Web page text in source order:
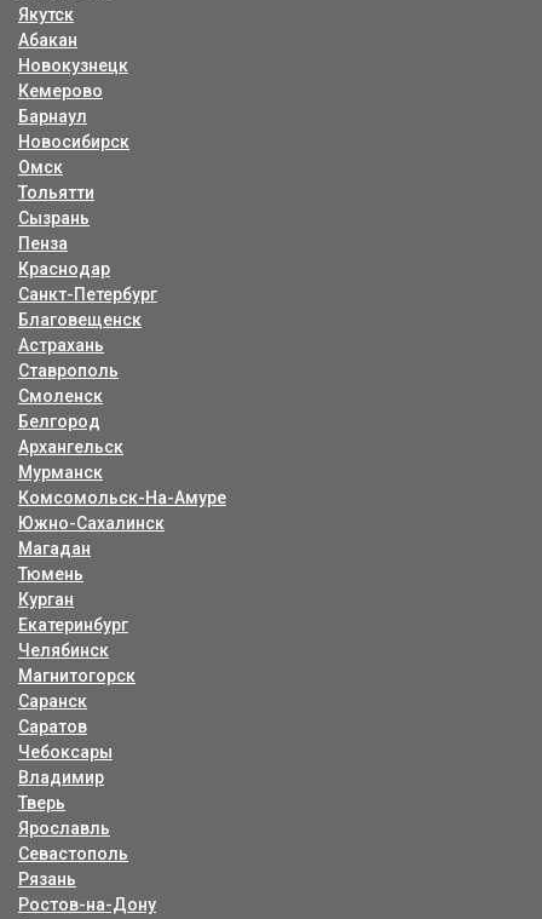
Якутск
Абакан
Новокузнецк
Кемерово
Барнаул
Новосибирск
Омск
Тольятти
Сызрань
Пенза
Краснодар
Санкт-Петербург
Благовещенск
Астрахань
Ставрополь
Смоленск
Белгород
Архангельск
Мурманск
Комсомольск-На-Амуре
Южно-Сахалинск
Магадан
Тюмень
Курган
Екатеринбург
Челябинск
Магнитогорск
Саранск
Саратов
Чебоксары
Владимир
Тверь
Ярославль
Севастополь
Рязань
Ростов-на-Дону